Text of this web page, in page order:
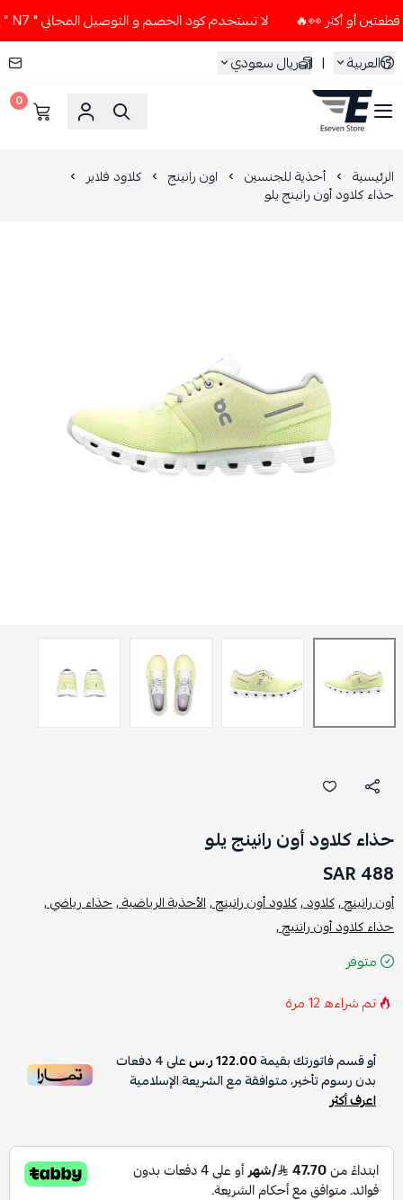
لا تستخدم كود الخصم و التوصيل المجاني " N7 " إلا إذا طلبت قطعتين أو أكثر 👀🔥
العربية
| ريال سعودي
ESEVEN STORE
0
الرئيسية أحذية للجنسين اون رانينج كلاود فلاير
حذاء كلاود أون رانينج يلو
حذاء كلاود أون رانينج يلو
488 SAR
أون رانينج ,كلاود ,كلاود أون رانينج ,الأحذية الرياضية ,حذاء رياضي ,
حذاء كلاود أون راننيج ,
متوفر
تم شراءه12مرة
أو قسم فاتورتك بقيمة122.00 ر.س على4دفعات
بدون رسوم تأخير، متوافقة مع الشريعة الإسلامية
اعرف أكثر